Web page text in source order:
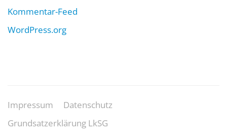
Kommentar-Feed
WordPress.org
Impressum
Datenschutz
Grundsatzerklärung LkSG